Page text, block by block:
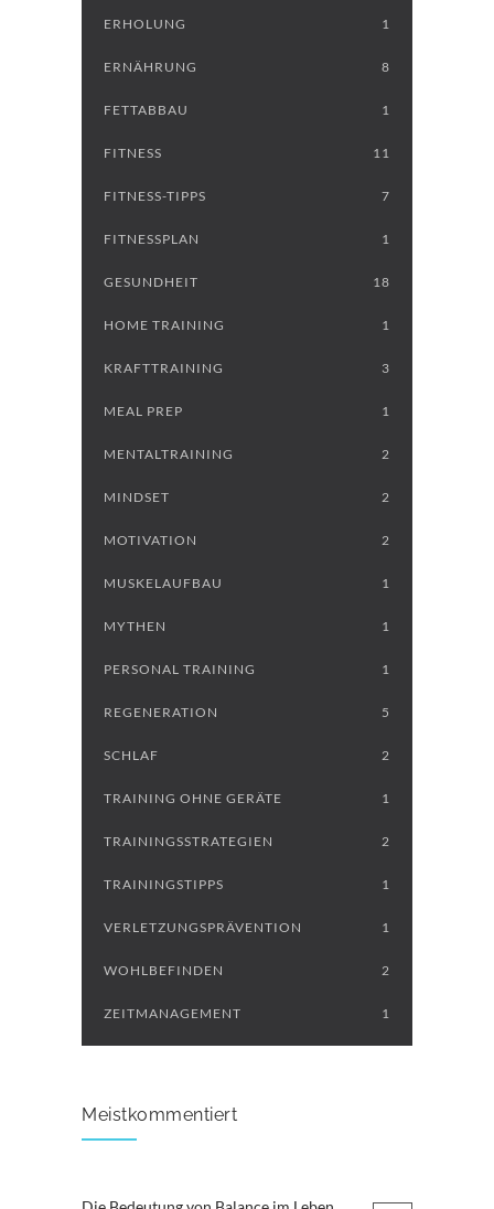
ERHOLUNG 1
ERNÄHRUNG 8
FETTABBAU 1
FITNESS 11
FITNESS-TIPPS 7
FITNESSPLAN 1
GESUNDHEIT 18
HOME TRAINING 1
KRAFTTRAINING 3
MEAL PREP 1
MENTALTRAINING 2
MINDSET 2
MOTIVATION 2
MUSKELAUFBAU 1
MYTHEN 1
PERSONAL TRAINING 1
REGENERATION 5
SCHLAF 2
TRAINING OHNE GERÄTE 1
TRAININGSSTRATEGIEN 2
TRAININGSTIPPS 1
VERLETZUNGSPRÄVENTION 1
WOHLBEFINDEN 2
ZEITMANAGEMENT 1
Meistkommentiert